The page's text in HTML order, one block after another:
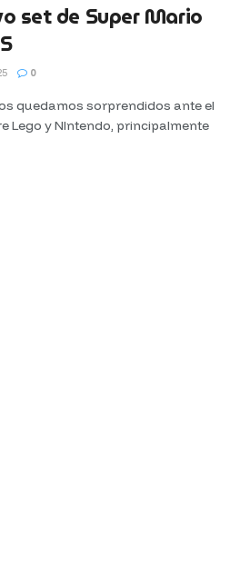
set de Super Mario
0
quedamos sorprendidos ante el
Lego y NIntendo, principalmente